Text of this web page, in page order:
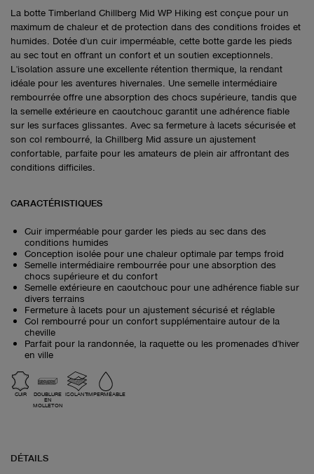
La botte Timberland Chillberg Mid WP Hiking est conçue pour un
maximum de chaleur et de protection dans des conditions froides et
humides. Dotée d'un cuir imperméable, cette botte garde les pieds
au sec tout en offrant un confort et un soutien exceptionnels.
L'isolation assure une excellente rétention thermique, la rendant
idéale pour les aventures hivernales. Une semelle intermédiaire
rembourrée offre une absorption des chocs supérieure, tandis que
la semelle extérieure en caoutchouc garantit une adhérence fiable
sur les surfaces glissantes. Avec sa fermeture à lacets sécurisée et
son col rembourré, la Chillberg Mid assure un ajustement
confortable, parfaite pour les amateurs de plein air affrontant des
conditions difficiles.
CARACTÉRISTIQUES
Cuir imperméable pour garder les pieds au sec dans des
conditions humides
Conception isolée pour une chaleur optimale par temps froid
Semelle intermédiaire rembourrée pour une absorption des
chocs supérieure et du confort
Semelle extérieure en caoutchouc pour une adhérence fiable sur
divers terrains
Fermeture à lacets pour un ajustement sécurisé et réglable
Col rembourré pour un confort supplémentaire autour de la
cheville
Parfait pour la randonnée, la raquette ou les promenades d'hiver
en ville
CUIR
DOUBLURE
EN
MOLLETON
ISOLANTIMPERMÉABLE
DÉTAILS